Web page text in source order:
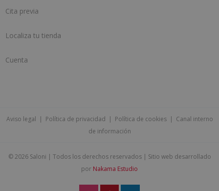
Cita previa
Localiza tu tienda
Cuenta
Aviso legal | Política de privacidad | Política de cookies| Canal interno
de información
©2026 Saloni | Todos los derechos reservados | Sitio web desarrollado
por Nakama Estudio